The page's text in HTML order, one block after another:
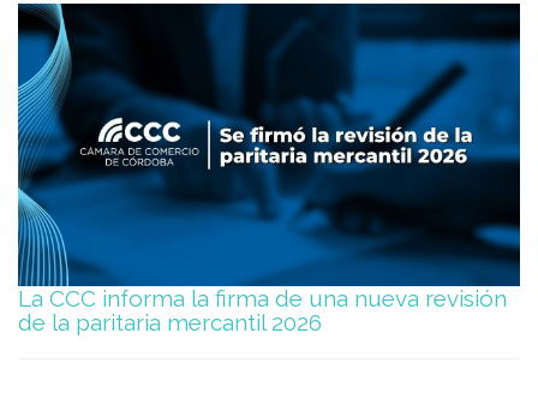
La CCC informa la firma de una nueva revisión
de la paritaria mercantil 2026